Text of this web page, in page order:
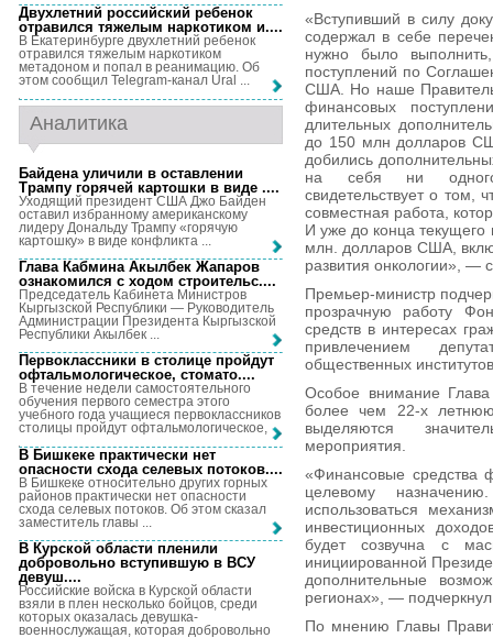
«Вступивший в силу
содержал в себе
нужно было
поступлений по
США. Но наше
финансовых
длительных
до 150 млн долларов
добились
на себя ни одного
свидетельствует о том,
совместная работа,
И уже до конца текущего
млн. долларов США,
развития онкологии», —
Премьер-министр
прозрачную работу
средств в интересах
привлечением
общественных
Особое внимание
более чем 22-х
выделяются
мероприятия.
«Финансовые средства
целевому
использоваться
инвестиционных
будет созвучна с
инициированной
дополнительные
регионах», —
По мнению Главы
Двухлетний российский ребенок
отравился тяжелым наркотиком и....
В Екатеринбурге двухлетний ребенок
отравился тяжелым наркотиком
метадоном и попал в реанимацию. Об
этом сообщил Telegram-канал Ural ...
Аналитика
Байдена уличили в оставлении
Трампу горячей картошки в виде ....
Уходящий президент США Джо Байден
оставил избранному американскому
лидеру Дональду Трампу «горячую
картошку» в виде конфликта ...
Глава Кабмина Акылбек Жапаров
ознакомился с ходом строительс....
Председатель Кабинета Министров
Кыргызской Республики — Руководитель
Администрации Президента Кыргызской
Республики Акылбек ...
Первоклассники в столице пройдут
офтальмологическое, стомато....
В течение недели самостоятельного
обучения первого семестра этого
учебного года учащиеся первоклассников
столицы пройдут офтальмологическое, ...
В Бишкеке практически нет
опасности схода селевых потоков....
В Бишкеке относительно других горных
районов практически нет опасности
схода селевых потоков. Об этом сказал
заместитель главы ...
В Курской области пленили
добровольно вступившую в ВСУ
девуш....
Российские войска в Курской области
взяли в плен несколько бойцов, среди
которых оказалась девушка-
военнослужащая, которая добровольно